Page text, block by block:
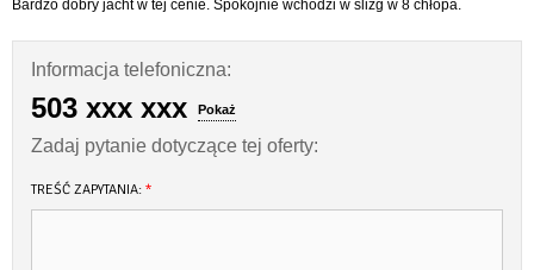
Bardzo dobry jacht w tej cenie. Spokojnie wchodzi w ślizg w 8 chłopa.
Informacja telefoniczna:
503 xxx xxx Pokaż
Zadaj pytanie dotyczące tej oferty:
TREŚĆ ZAPYTANIA: *